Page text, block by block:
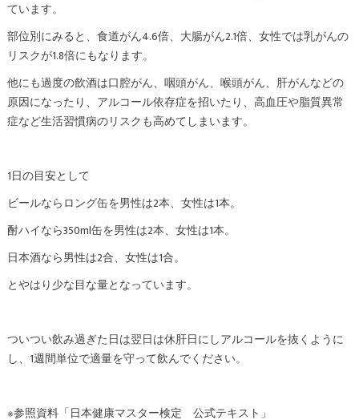
ています。
部位別にみると、食道がん4.6倍、大腸がん2.1倍、女性では乳がんの
リスクが1.8倍にもなります。
他にも過度の飲酒は口腔がん、咽頭がん、喉頭がん、肝がんなどの
原因になったり、アルコール依存症を招いたり、高血圧や脂質異常
症など生活習慣病のリスクも高めてしまいます。
1日の目安として
ビールならロング缶を男性は2本、女性は1本。
酎ハイなら350ml缶を男性は2本、女性は1本。
日本酒なら男性は2合、女性は1合。
とやはり少な目な量となっています。
ついつい飲み過ぎた日は翌日は休肝日にしアルコールを抜くように
し、1週間単位で適量を守って飲んでください。
※参照資料「日本健康マスター検定 公式テキスト」